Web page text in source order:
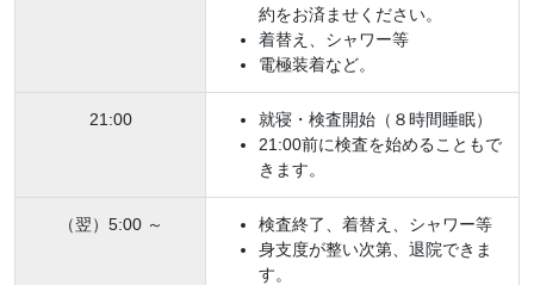
約をお済ませください。
着替え、シャワー等
電極装着など。
21:00
就寝・検査開始（８時間睡眠）
21:00前に検査を始めることもで
きます。
（翌）5:00 ～
検査終了、着替え、シャワー等
身支度が整い次第、退院できま
す。